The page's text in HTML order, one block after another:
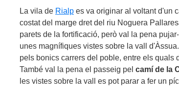
La vila de Rialp es va originar al voltant d'un
costat del marge dret del riu Noguera
parets de la fortificació, però val la pena
unes magnífiques vistes sobre la vall
pels bonics carrers del poble, entre els quals
També val la pena el passeig pel camí de la
les vistes sobre la vall es pot parar a fer un